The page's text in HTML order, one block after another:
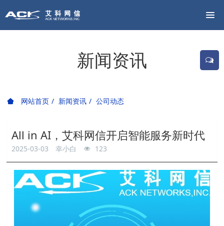
新闻资讯
网站首页 新闻资讯 公司动态
All in AI，艾科网信开启智能服务新时代
2025-03-03 幸小白 123